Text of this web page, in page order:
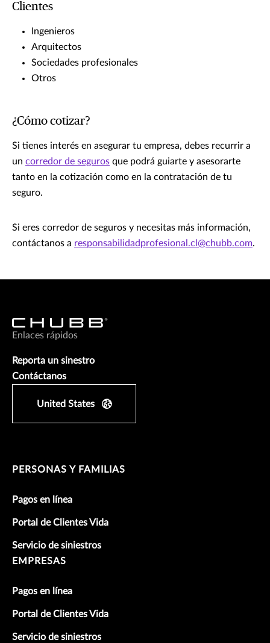
Clientes
Ingenieros
Arquitectos
Sociedades profesionales
Otros
¿Cómo cotizar?
Si tienes interés en asegurar tu empresa, debes recurrir a
un corredor de seguros que podrá guiarte y asesorarte
tanto en la cotización como en la contratación de tu
seguro.
Si eres corredor de seguros y necesitas más información,
contáctanos a responsabilidadprofesional.cl@chubb.com.
Enlaces rápidos
Reporta un sinestro
Contáctanos
United States
PERSONAS Y FAMILIAS
Pagos en línea
Portal de Clientes Vida
Servicio de siniestros
EMPRESAS
Pagos en línea
Portal de Clientes Vida
Servicio de siniestros